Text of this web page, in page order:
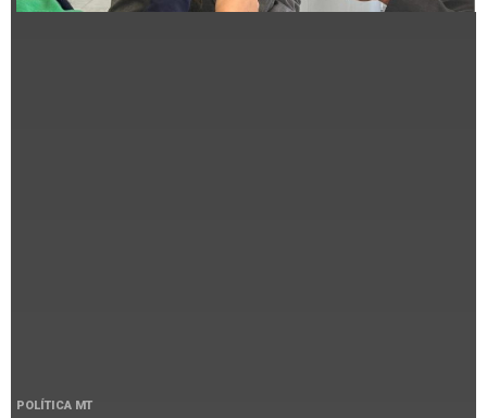
POLÍTICA MT